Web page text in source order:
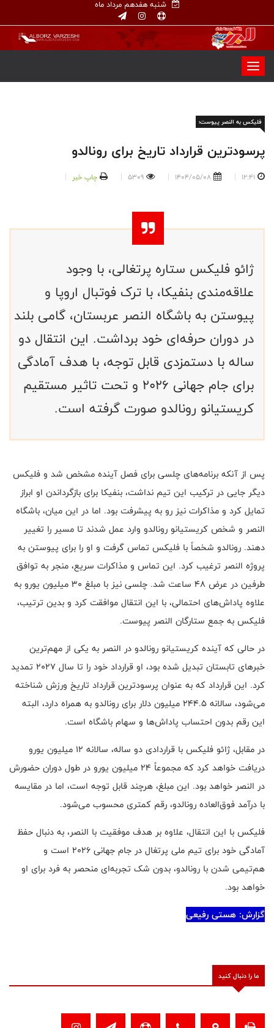
شنبه هفدهم مرداد ماه
فلیکس به النصر پیوست؛
پرسودترین قرارداد تاریخ برای رونالدو
12:41
1404/05/08
5309 چاپ خبر
ژائو فلیکس ستاره پرتغالی، با وجود
علاقه‌مندی بنفیکا، با ترک فوتبال اروپا و
پیوستن به باشگاه النصر عربستان، گامی بلند
در دوران حرفه‌ای خود برداشت. این انتقال دو
ساله با دستمزدی قابل توجه، با هدف آمادگی
برای جام جهانی ۲۰۲۶ و تحت تاثیر مستقیم
کریستیانو رونالدو صورت گرفته است.
پس از آنکه برنامه‌های چلسی برای فصل آینده مشخص شد و فلیکس
دیگر جایی در ترکیب این تیم نداشت، بنفیکا برای بازگرداندن او ابراز
تمایل کرد و مذاکرات نیز رو به پیشرفت بود. اما در این میان، باشگاه
النصر و شخص کریستیانو رونالدو وارد عمل شدند تا مسیر را تغییر
دهند. رونالدو شخصاً با فلیکس تماس گرفت و او را برای پیوستن به
پروژه النصر ترغیب کرد. این تماس و مذاکرات سریع، منجر به توافق
طرفین در عرض ۴۸ ساعت شد. چلسی نیز با مبلغ ۳۰ میلیون یورو به
علاوه پاداش‌های احتمالی، با این انتقال موافقت کرد و بدین ترتیب،
فلیکس به جمع ستارگان النصر پیوست.
در حالی که آینده کریستیانو رونالدو در النصر به یکی از مهم‌ترین
خبرهای تابستان تبدیل شده بود، او قرارداد خود را تا سال ۲۰۲۷ تمدید
کرد. این قرارداد که به عنوان پرسودترین قرارداد تاریخ ورزش شناخته
می‌شود، سالانه ۲۴۴.۵ میلیون دلار برای رونالدو به همراه دارد، البته
این رقم بدون احتساب پاداش‌ها و سهام باشگاه است.
در مقابل، ژائو فلیکس با قراردادی دو ساله، سالانه ۱۲ میلیون یورو
دریافت خواهد کرد که مجموعاً ۲۴ میلیون یورو در طول دوران حضورش
در النصر خواهد بود. این مبلغ، هرچند قابل توجه است، اما در مقایسه
با درآمد فوق‌العاده رونالدو، رقم کمتری محسوب می‌شود.
فلیکس با این انتقال، علاوه بر هدف موفقیت با النصر، به دنبال حفظ
آمادگی خود برای تیم ملی پرتغال در جام جهانی ۲۰۲۶ است و
هم‌تیمی شدن با رونالدو، بدون شک تجربه‌ای منحصر به فرد برای او
خواهد بود.
گزارش: هستی رفیعی
ما را دنبال کنید